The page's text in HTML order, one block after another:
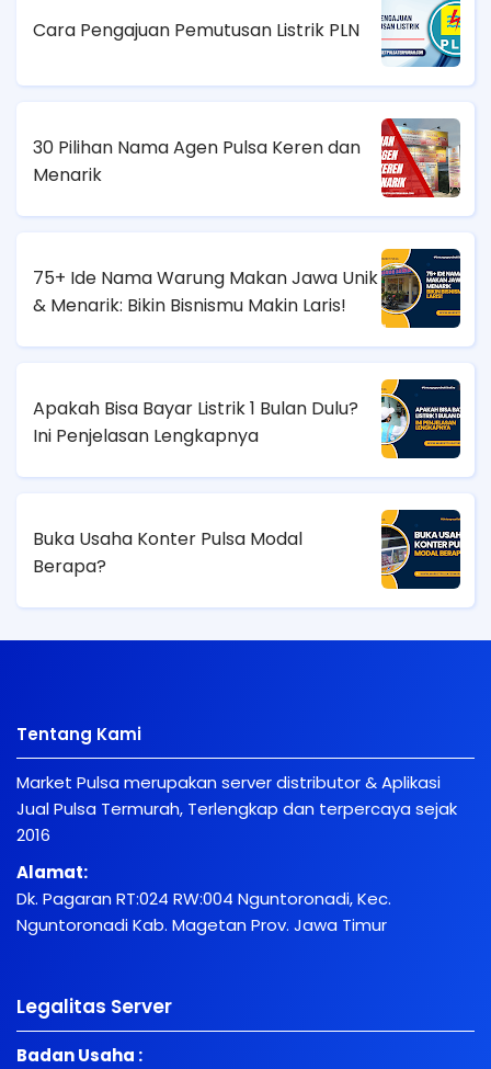
Cara Pengajuan Pemutusan Listrik PLN
30 Pilihan Nama Agen Pulsa Keren dan
Menarik
75+ Ide Nama Warung Makan Jawa Unik
& Menarik: Bikin Bisnismu Makin Laris!
Apakah Bisa Bayar Listrik 1 Bulan Dulu?
Ini Penjelasan Lengkapnya
Buka Usaha Konter Pulsa Modal
Berapa?
Tentang Kami
Market Pulsa merupakan server distributor & Aplikasi
Jual Pulsa Termurah, Terlengkap dan terpercaya sejak
2016
Alamat:
Dk. Pagaran RT:024 RW:004 Nguntoronadi, Kec.
Nguntoronadi Kab. Magetan Prov. Jawa Timur
Legalitas Server
Badan Usaha :